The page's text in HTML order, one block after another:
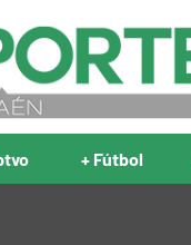
+ Fútbol